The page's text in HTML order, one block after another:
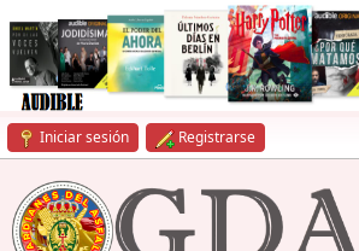
Iniciar sesión Registrarse